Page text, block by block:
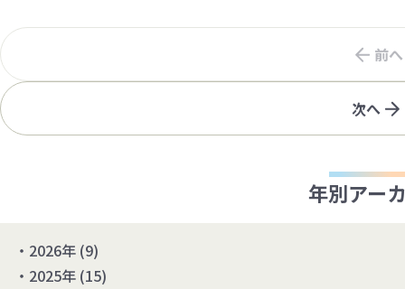
前へ
次へ
年別アー
2026年 (9)
2025年 (15)